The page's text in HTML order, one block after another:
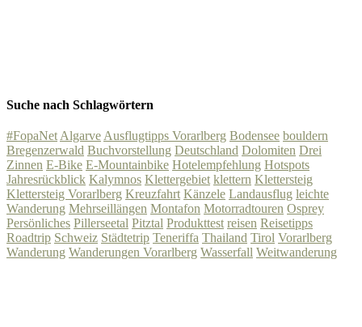
Suche nach Schlagwörtern
#FopaNet Algarve Ausflugtipps Vorarlberg Bodensee bouldern
Bregenzerwald Buchvorstellung Deutschland Dolomiten Drei
Zinnen E-Bike E-Mountainbike Hotelempfehlung Hotspots
Jahresrückblick Kalymnos Klettergebiet klettern Klettersteig
Klettersteig Vorarlberg Kreuzfahrt Känzele Landausflug leichte
Wanderung Mehrseillängen Montafon Motorradtouren Osprey
Persönliches Pillerseetal Pitztal Produkttest reisen Reisetipps
Roadtrip Schweiz Städtetrip Teneriffa Thailand Tirol Vorarlberg
Wanderung Wanderungen Vorarlberg Wasserfall Weitwanderung